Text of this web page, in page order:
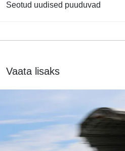
Seotud uudised puuduvad
Vaata lisaks